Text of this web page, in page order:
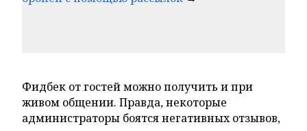
Фидбек от гостей можно получить и при
живом общении. Правда, некоторые
администраторы боятся негативных отзывов,